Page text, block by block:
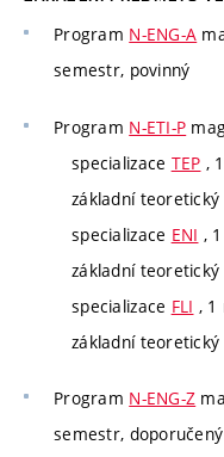
Program N-ENG-A
semestr, povinný
Program N-ETI-P
specializace TEP ,
základní
specializace ENI ,
základní
specializace FLI , 1
základní
Program N-ENG-Z
semestr,